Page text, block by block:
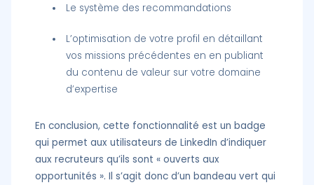
Le système des recommandations
L’optimisation de votre profil en détaillant
vos missions précédentes en en publiant
du contenu de valeur sur votre domaine
d’expertise
En conclusion, cette fonctionnalité est un badge
qui permet aux utilisateurs de LinkedIn d’indiquer
aux recruteurs qu’ils sont « ouverts aux
opportunités ». Il s’agit donc d’un bandeau vert qui